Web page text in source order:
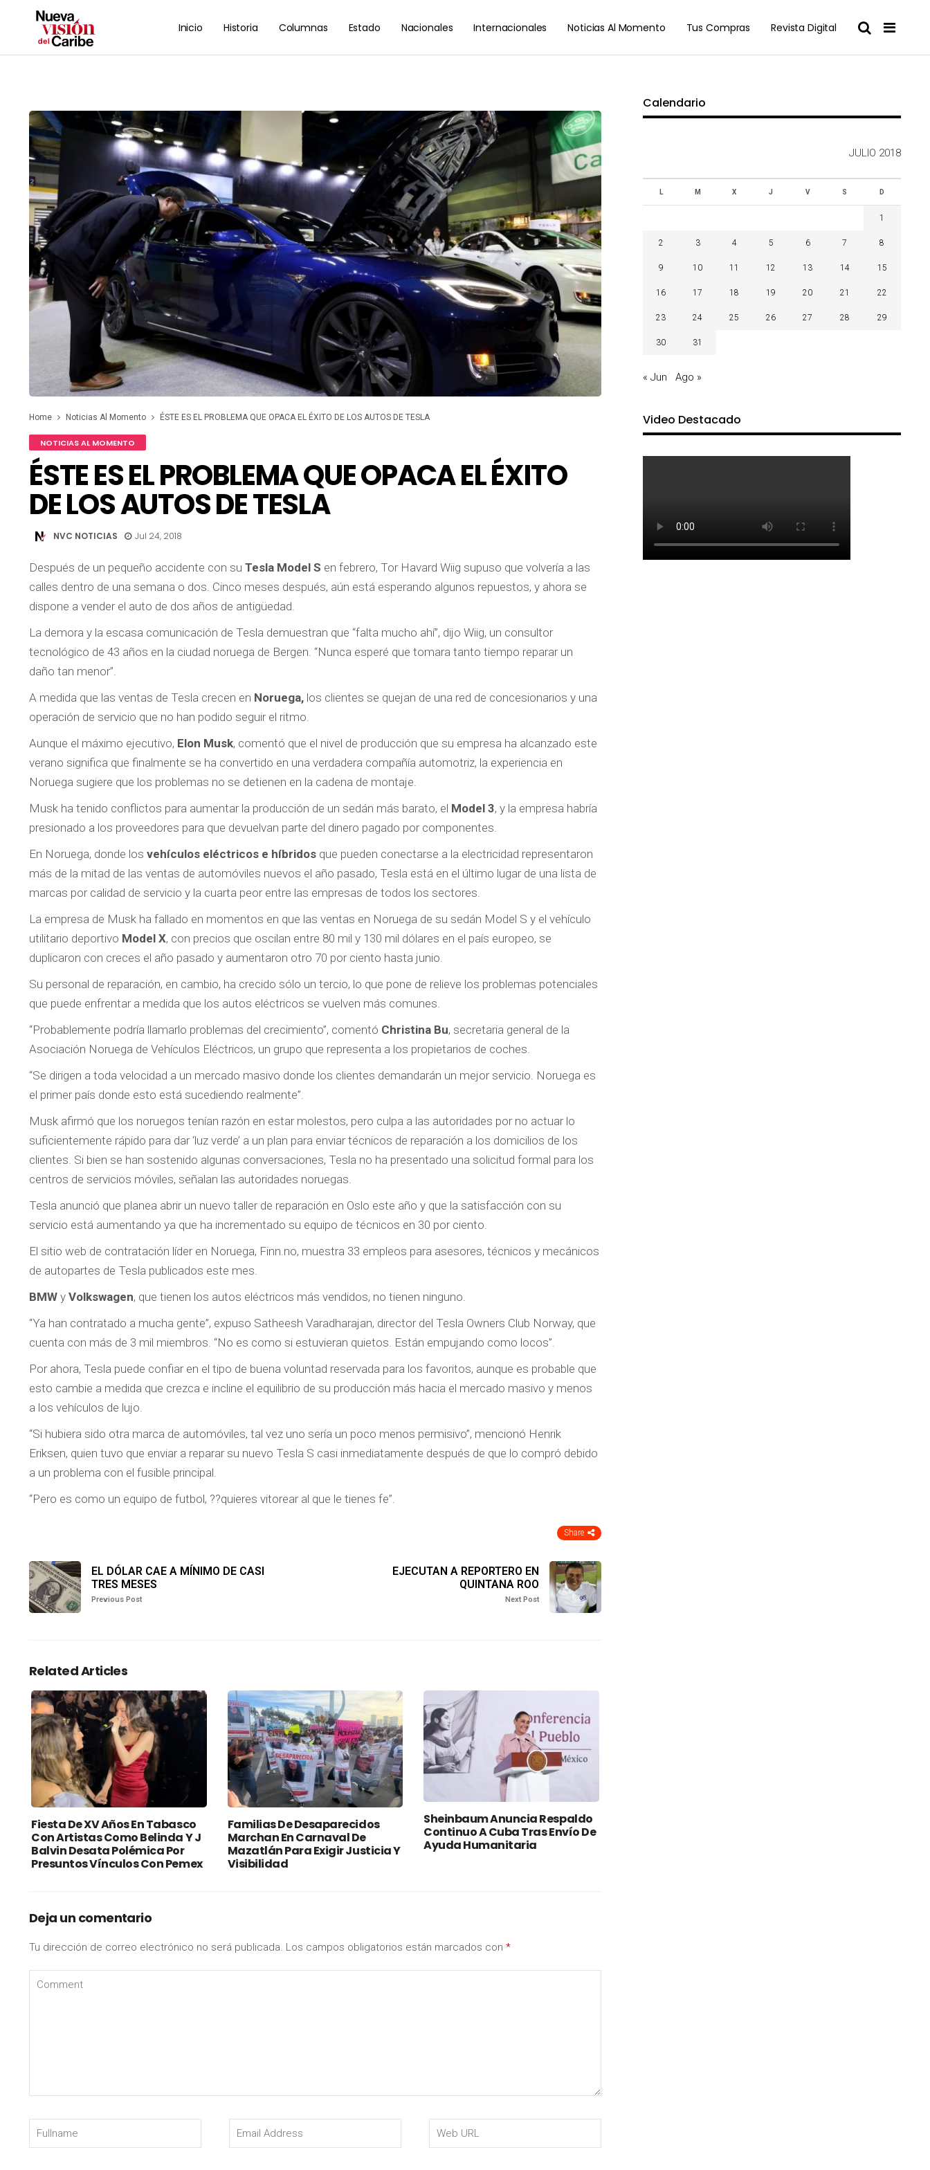
Inicio Historia Columnas Estado Nacionales Internacionales Noticias Al Momento Tus Compras Revista Digital
Home Noticias Al Momento ÉSTE ES EL PROBLEMA QUE OPACA EL ÉXITO DE LOS AUTOS DE TESLA
NOTICIAS AL MOMENTO
ÉSTE ES EL PROBLEMA QUE OPACA EL ÉXITO
DE LOS AUTOS DE TESLA
NVC NOTICIAS Jul 24, 2018
Después de un pequeño accidente con su Tesla Model S en febrero, Tor Havard Wiig supuso que volvería a las
calles dentro de una semana o dos. Cinco meses después, aún está esperando algunos repuestos, y ahora se
dispone a vender el auto de dos años de antigüedad.
La demora y la escasa comunicación de Tesla demuestran que “falta mucho ahí”, dijo Wiig, un consultor
tecnológico de 43 años en la ciudad noruega de Bergen. “Nunca esperé que tomara tanto tiempo reparar un
daño tan menor”.
A medida que las ventas de Tesla crecen en Noruega, los clientes se quejan de una red de concesionarios y una
operación de servicio que no han podido seguir el ritmo.
Aunque el máximo ejecutivo, Elon Musk, comentó que el nivel de producción que su empresa ha alcanzado este
verano significa que finalmente se ha convertido en una verdadera compañía automotriz, la experiencia en
Noruega sugiere que los problemas no se detienen en la cadena de montaje.
Musk ha tenido conflictos para aumentar la producción de un sedán más barato, el Model 3, y la empresa habría
presionado a los proveedores para que devuelvan parte del dinero pagado por componentes.
En Noruega, donde los vehículos eléctricos e híbridos que pueden conectarse a la electricidad representaron
más de la mitad de las ventas de automóviles nuevos el año pasado, Tesla está en el último lugar de una lista de
marcas por calidad de servicio y la cuarta peor entre las empresas de todos los sectores.
La empresa de Musk ha fallado en momentos en que las ventas en Noruega de su sedán Model S y el vehículo
utilitario deportivo Model X, con precios que oscilan entre 80 mil y 130 mil dólares en el país europeo, se
duplicaron con creces el año pasado y aumentaron otro 70 por ciento hasta junio.
Su personal de reparación, en cambio, ha crecido sólo un tercio, lo que pone de relieve los problemas potenciales
que puede enfrentar a medida que los autos eléctricos se vuelven más comunes.
“Probablemente podría llamarlo problemas del crecimiento”, comentó Christina Bu, secretaria general de la
Asociación Noruega de Vehículos Eléctricos, un grupo que representa a los propietarios de coches.
“Se dirigen a toda velocidad a un mercado masivo donde los clientes demandarán un mejor servicio. Noruega es
el primer país donde esto está sucediendo realmente”.
Musk afirmó que los noruegos tenían razón en estar molestos, pero culpa a las autoridades por no actuar lo
suficientemente rápido para dar ‘luz verde’ a un plan para enviar técnicos de reparación a los domicilios de los
clientes. Si bien se han sostenido algunas conversaciones, Tesla no ha presentado una solicitud formal para los
centros de servicios móviles, señalan las autoridades noruegas.
Tesla anunció que planea abrir un nuevo taller de reparación en Oslo este año y que la satisfacción con su
servicio está aumentando ya que ha incrementado su equipo de técnicos en 30 por ciento.
El sitio web de contratación líder en Noruega, Finn.no, muestra 33 empleos para asesores, técnicos y mecánicos
de autopartes de Tesla publicados este mes.
BMW y Volkswagen, que tienen los autos eléctricos más vendidos, no tienen ninguno.
“Ya han contratado a mucha gente”, expuso Satheesh Varadharajan, director del Tesla Owners Club Norway, que
cuenta con más de 3 mil miembros. “No es como si estuvieran quietos. Están empujando como locos”.
Por ahora, Tesla puede confiar en el tipo de buena voluntad reservada para los favoritos, aunque es probable que
esto cambie a medida que crezca e incline el equilibrio de su producción más hacia el mercado masivo y menos
a los vehículos de lujo.
“Si hubiera sido otra marca de automóviles, tal vez uno sería un poco menos permisivo”, mencionó Henrik
Eriksen, quien tuvo que enviar a reparar su nuevo Tesla S casi inmediatamente después de que lo compró debido
a un problema con el fusible principal.
“Pero es como un equipo de futbol, ??quieres vitorear al que le tienes fe”.
Share
EL DÓLAR CAE A MÍNIMO DE CASI
TRES MESES
Previous Post
EJECUTAN A REPORTERO EN
QUINTANA ROO
Next Post
Related Articles
Fiesta De XV Años En Tabasco
Con Artistas Como Belinda Y J
Balvin Desata Polémica Por
Presuntos Vínculos Con Pemex
Familias De Desaparecidos
Marchan En Carnaval De
Mazatlán Para Exigir Justicia Y
Visibilidad
Sheinbaum Anuncia Respaldo
Continuo A Cuba Tras Envío De
Ayuda Humanitaria
Deja un comentario
Tu dirección de correo electrónico no será publicada. Los campos obligatorios están marcados con *
Calendario
JULIO 2018
L M X J V S D
1
2 3 4 5 6 7 8
9 10 11 12 13 14 15
16 17 18 19 20 21 22
23 24 25 26 27 28 29
30 31
« Jun Ago »
Video Destacado